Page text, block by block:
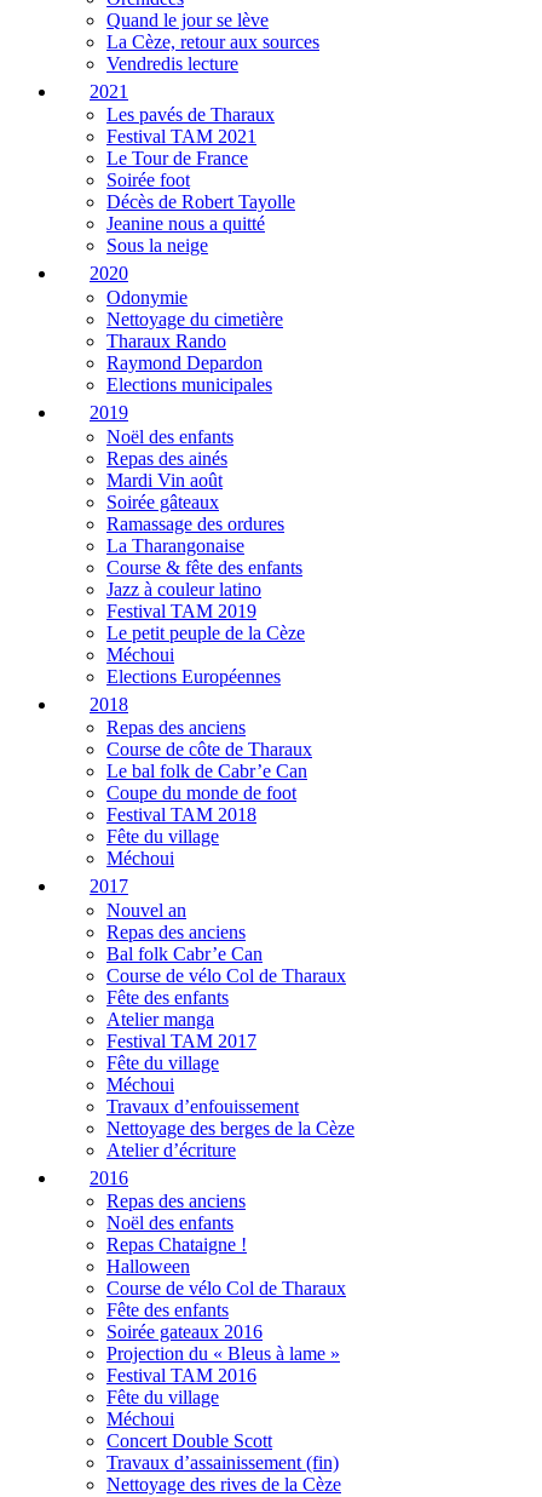
Quand le jour se lève
La Cèze, retour aux sources
Vendredis lecture
2021
Les pavés de Tharaux
Festival TAM 2021
Le Tour de France
Soirée foot
Décès de Robert Tayolle
Jeanine nous a quitté
Sous la neige
2020
Odonymie
Nettoyage du cimetière
Tharaux Rando
Raymond Depardon
Elections municipales
2019
Noël des enfants
Repas des ainés
Mardi Vin août
Soirée gâteaux
Ramassage des ordures
La Tharangonaise
Course & fête des enfants
Jazz à couleur latino
Festival TAM 2019
Le petit peuple de la Cèze
Méchoui
Elections Européennes
2018
Repas des anciens
Course de côte de Tharaux
Le bal folk de Cabr’e Can
Coupe du monde de foot
Festival TAM 2018
Fête du village
Méchoui
2017
Nouvel an
Repas des anciens
Bal folk Cabr’e Can
Course de vélo Col de Tharaux
Fête des enfants
Atelier manga
Festival TAM 2017
Fête du village
Méchoui
Travaux d’enfouissement
Nettoyage des berges de la Cèze
Atelier d’écriture
2016
Repas des anciens
Noël des enfants
Repas Chataigne !
Halloween
Course de vélo Col de Tharaux
Fête des enfants
Soirée gateaux 2016
Projection du « Bleus à lame »
Festival TAM 2016
Fête du village
Méchoui
Concert Double Scott
Travaux d’assainissement (fin)
Nettoyage des rives de la Cèze